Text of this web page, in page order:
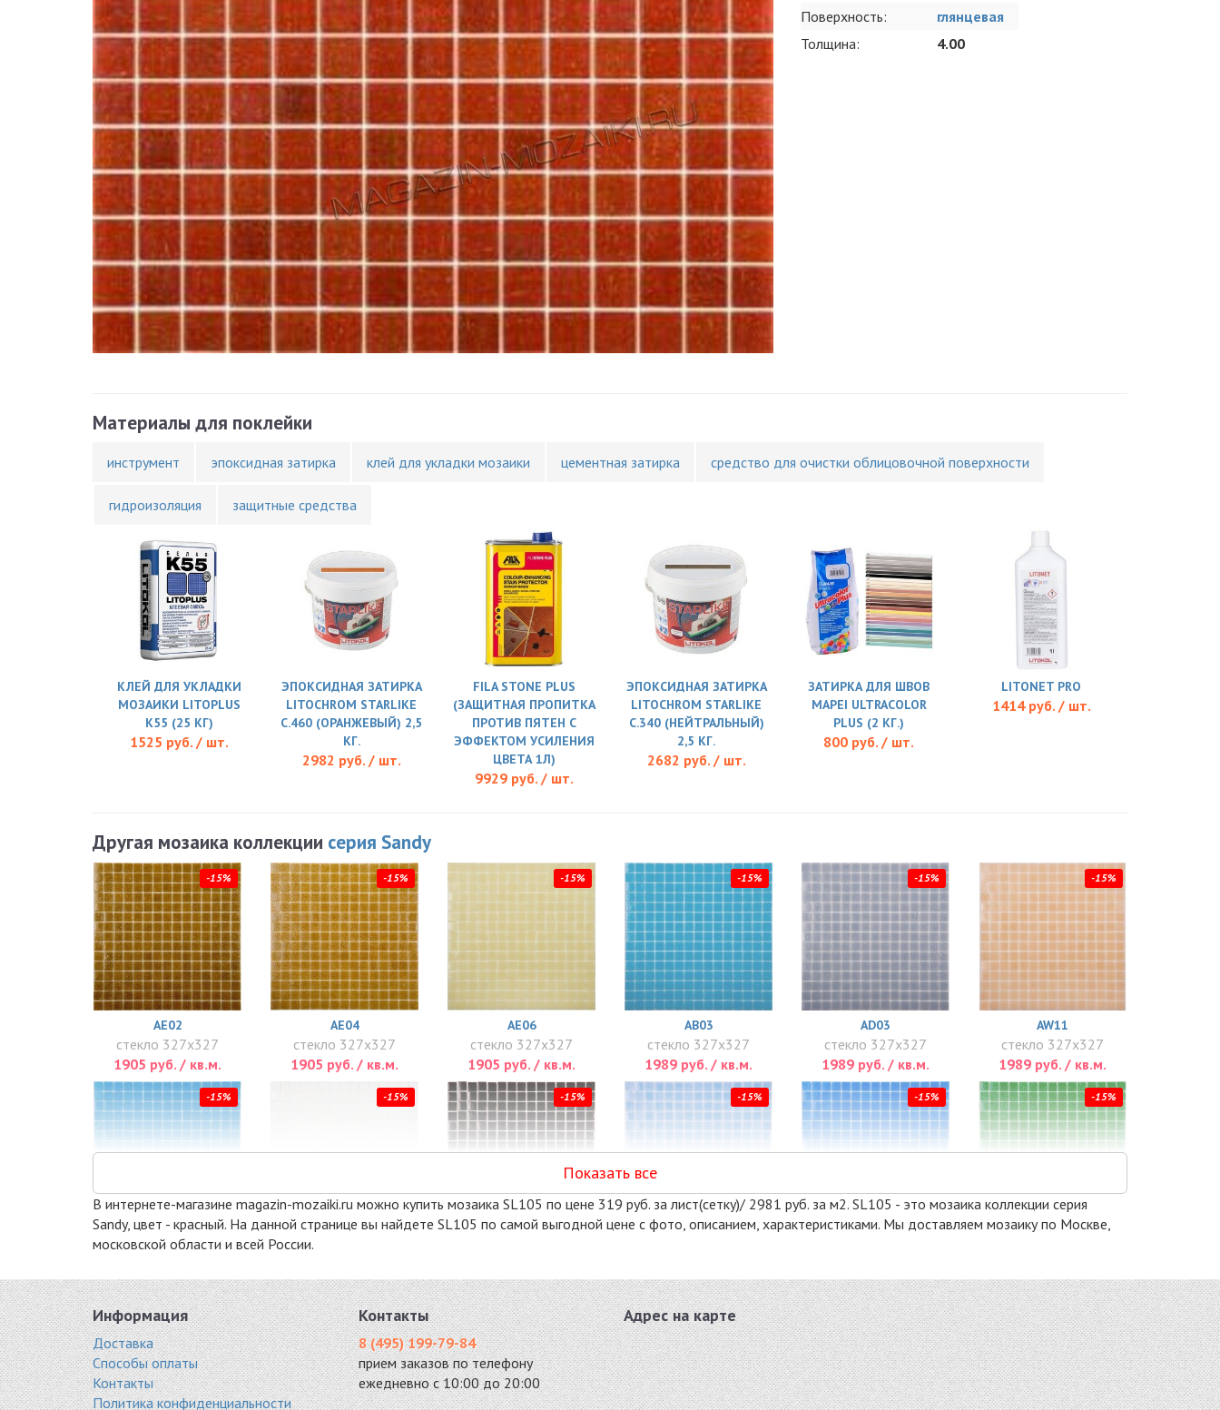
Поверхность:
глянцевая
Толщина:
4.00
Материалы для поклейки
инструмент эпоксидная затирка клей для укладки мозаики цементная затирка средство для очистки облицовочной поверхности
гидроизоляция защитные средства
КЛЕЙ ДЛЯ УКЛАДКИ
МОЗАИКИ LITOPLUS
K55 (25 КГ)
1525 руб. / шт.
ЭПОКСИДНАЯ ЗАТИРКА
LITOCHROM STARLIKE
C.460 (ОРАНЖЕВЫЙ) 2,5
КГ.
2982 руб. / шт.
FILA STONE PLUS
(ЗАЩИТНАЯ ПРОПИТКА
ПРОТИВ ПЯТЕН С
ЭФФЕКТОМ УСИЛЕНИЯ
ЦВЕТА 1Л)
9929 руб. / шт.
ЭПОКСИДНАЯ ЗАТИРКА
LITOCHROM STARLIKE
C.340 (НЕЙТРАЛЬНЫЙ)
2,5 КГ.
2682 руб. / шт.
ЗАТИРКА ДЛЯ ШВОВ
MAPEI ULTRACOLOR
PLUS (2 КГ.)
800 руб. / шт.
LITONET PRO
1414 руб. / шт.
Другая мозаика коллекции серия Sandy
-15%
AE02
стекло 327x327
1905 руб. / кв.м.
-15%
AE04
стекло 327x327
1905 руб. / кв.м.
-15%
AE06
стекло 327x327
1905 руб. / кв.м.
-15%
AB03
стекло 327x327
1989 руб. / кв.м.
-15%
AD03
стекло 327x327
1989 руб. / кв.м.
-15%
AW11
стекло 327x327
1989 руб. / кв.м.
-15%
AB02
1989 руб. / кв.м.
-15%
2020 руб. / кв.м.
-15%
2020 руб. / кв.м.
-15%
2082 руб. / кв.м.
-15%
2082 руб. / кв.м.
-15%
2082 руб. / кв.м.
-15% -15% -15% -15% -15% -10%
Показать все
В интернете-магазине magazin-mozaiki.ru можно купить мозаика SL105 по цене 319 руб. за лист(сетку)/ 2981 руб. за м2. SL105 - это мозаика коллекции серия
Sandy, цвет - красный. На данной странице вы найдете SL105 по самой выгодной цене с фото, описанием, характеристиками. Мы доставляем мозаику по Москве,
московской области и всей России.
Информация
Доставка
Способы оплаты
Контакты
Политика конфиденциальности
Контакты
8 (495) 199-79-84
прием заказов по телефону
ежедневно с 10:00 до 20:00
Адрес на карте